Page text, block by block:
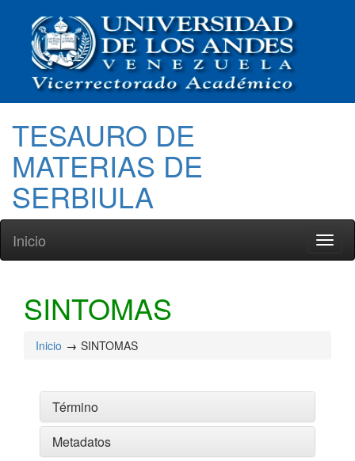
TESAURO DE
MATERIAS DE
SERBIULA
Inicio
SINTOMAS
Inicio SINTOMAS
Término
Metadatos